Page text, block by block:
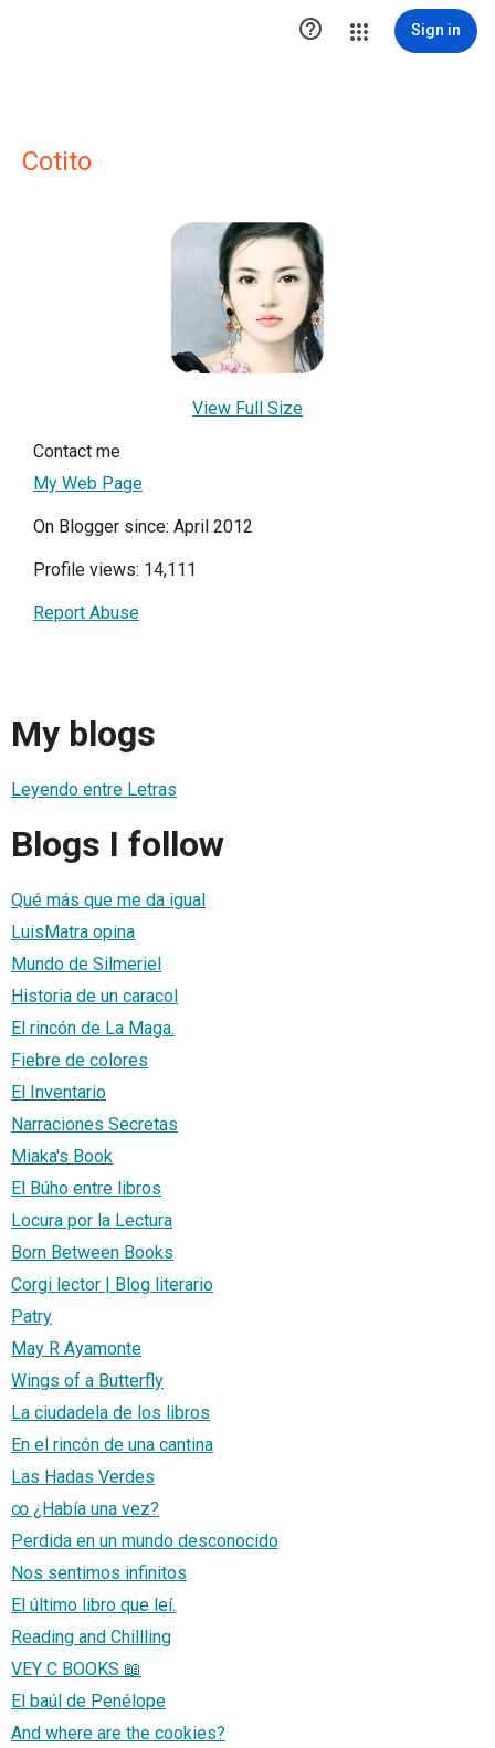
 Sign in
Cotito
View Full Size
Contact me
My Web Page
On Blogger since: April 2012
Profile views: 14,111
Report Abuse
My blogs
Leyendo entre Letras
Blogs I follow
Qué más que me da igual
LuisMatra opina
Mundo de Silmeriel
Historia de un caracol
El rincón de La Maga.
Fiebre de colores
El Inventario
Narraciones Secretas
Miaka's Book
El Búho entre libros
Locura por la Lectura
Born Between Books
Corgi lector | Blog literario
Patry
May R Ayamonte
Wings of a Butterfly
La ciudadela de los libros
En el rincón de una cantina
Las Hadas Verdes
∞ ¿Había una vez?
Perdida en un mundo desconocido
Nos sentimos infinitos
El último libro que leí.
Reading and Chillling
VEY C BOOKS 📖
El baúl de Penélope
And where are the cookies?